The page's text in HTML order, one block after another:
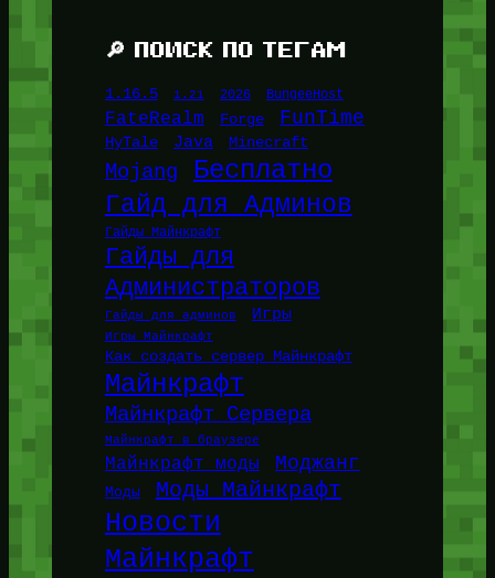
🔎 ПОИСК ПО ТЕГАМ
1.16.5 1.21 2026 BungeeHost
FateRealm Forge FunTime
HyTale Java Minecraft
Mojang Бесплатно
Гайд для Админов
Гайды Майнкрафт
Гайды для
Администраторов
Гайды для админов Игры
Игры Майнкрафт
Как создать сервер Майнкрафт
Майнкрафт
Майнкрафт Сервера
Майнкрафт в браузере
Майнкрафт моды Моджанг
Моды Моды Майнкрафт
Новости
Майнкрафт